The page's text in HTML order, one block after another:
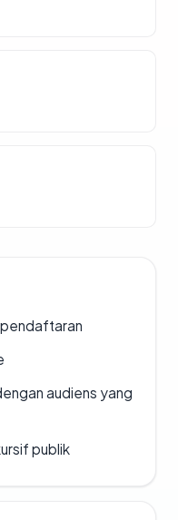
audiens yang
publik